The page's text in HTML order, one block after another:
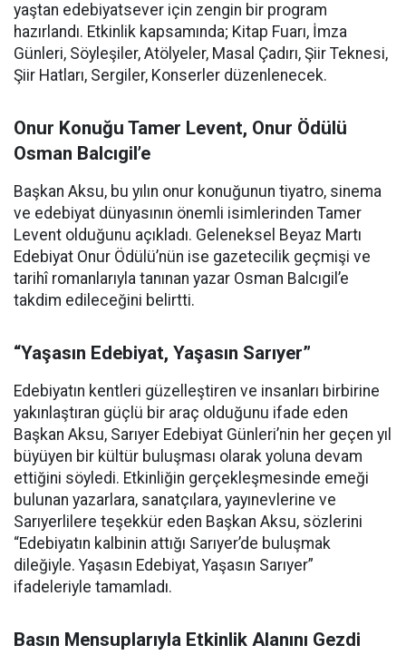
yaştan edebiyatsever için zengin bir program
hazırlandı. Etkinlik kapsamında; Kitap Fuarı, İmza
Günleri, Söyleşiler, Atölyeler, Masal Çadırı, Şiir Teknesi,
Şiir Hatları, Sergiler, Konserler düzenlenecek.
Onur Konuğu Tamer Levent, Onur Ödülü
Osman Balcıgil’e
Başkan Aksu, bu yılın onur konuğunun tiyatro, sinema
ve edebiyat dünyasının önemli isimlerinden Tamer
Levent olduğunu açıkladı. Geleneksel Beyaz Martı
Edebiyat Onur Ödülü’nün ise gazetecilik geçmişi ve
tarihî romanlarıyla tanınan yazar Osman Balcıgil’e
takdim edileceğini belirtti.
“Yaşasın Edebiyat, Yaşasın Sarıyer”
Edebiyatın kentleri güzelleştiren ve insanları birbirine
yakınlaştıran güçlü bir araç olduğunu ifade eden
Başkan Aksu, Sarıyer Edebiyat Günleri’nin her geçen yıl
büyüyen bir kültür buluşması olarak yoluna devam
ettiğini söyledi. Etkinliğin gerçekleşmesinde emeği
bulunan yazarlara, sanatçılara, yayınevlerine ve
Sarıyerlilere teşekkür eden Başkan Aksu, sözlerini
“Edebiyatın kalbinin attığı Sarıyer’de buluşmak
dileğiyle. Yaşasın Edebiyat, Yaşasın Sarıyer”
ifadeleriyle tamamladı.
Basın Mensuplarıyla Etkinlik Alanını Gezdi